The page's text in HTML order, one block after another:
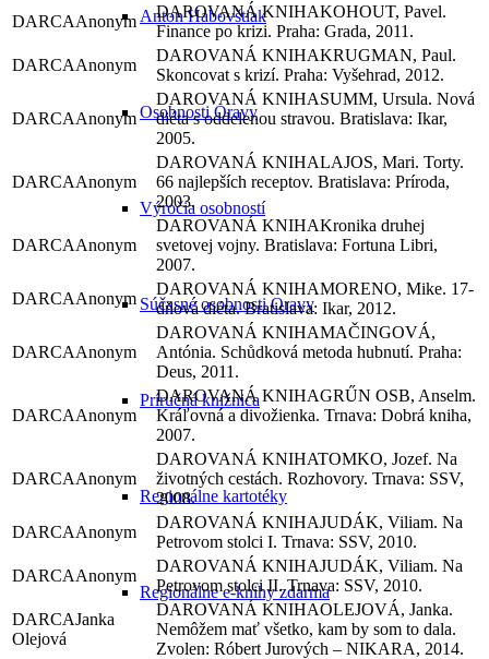
Anton Habovštiak
Osobnosti Oravy
Výročia osobností
Súčasné osobnosti Oravy
Príručná knižnica
Regionálne kartotéky
Regionálne e-knihy zdarma
Anonym
KOHOUT, Pavel.
Finance po krizi. Praha: Grada, 2011.
Anonym
KRUGMAN, Paul.
Skoncovat s krizí. Praha: Vyšehrad, 2012.
Anonym
SUMM, Ursula. Nová
diéta s oddelenou stravou. Bratislava: Ikar,
2005.
Anonym
LAJOS, Mari. Torty.
66 najlepších receptov. Bratislava: Príroda,
2003.
Anonym
Kronika druhej
svetovej vojny. Bratislava: Fortuna Libri,
2007.
Anonym
MORENO, Mike. 17-
dňová diéta. Bratislava: Ikar, 2012.
Anonym
MAČINGOVÁ,
Antónia. Schůdková metoda hubnutí. Praha:
Deus, 2011.
Anonym
GRŰN OSB, Anselm.
Kráľovná a divožienka. Trnava: Dobrá kniha,
2007.
Anonym
TOMKO, Jozef. Na
životných cestách. Rozhovory. Trnava: SSV,
2008.
Anonym
JUDÁK, Viliam. Na
Petrovom stolci I. Trnava: SSV, 2010.
Anonym
JUDÁK, Viliam. Na
Petrovom stolci II. Trnava: SSV, 2010.
Janka
Olejová
OLEJOVÁ, Janka.
Nemôžem mať všetko, kam by som to dala.
Zvolen: Róbert Jurových – NIKARA, 2014.